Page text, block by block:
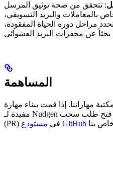
: تتحقق من صحة توثيق المرسل (SPF, DKIM, DMARC)،
بالمعاملات والبريد التسويقي،
مراحل دورة الحياة المفقودة،
المساهمة
مهاراتنا. إذا قمت ببناء مهارة
مفيدة لـ Nudgen أو أتمتة التسويق العامة، فيرجى فتح طلب سحب
(PR) في مستودع GitHub